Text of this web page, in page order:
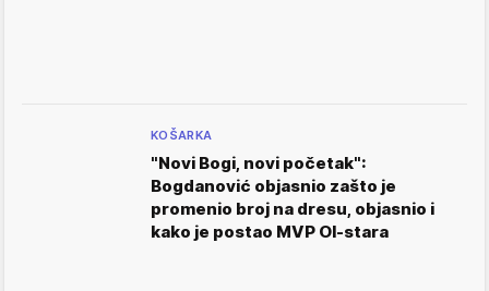
KOŠARKA
"Novi Bogi, novi početak":
Bogdanović objasnio zašto je
promenio broj na dresu, objasnio i
kako je postao MVP Ol-stara